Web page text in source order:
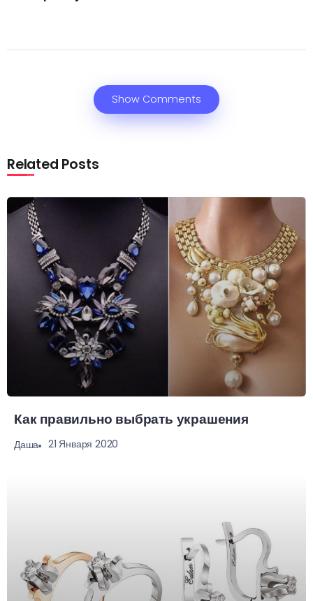
Show Comments
Related Posts
Как правильно выбрать украшения
Даша 21 Января 2020